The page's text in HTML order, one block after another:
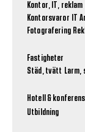
Kontor, IT, reklam
Kontorsvaror IT
Fotografering
Fastigheter
Städ, tvätt Larm,
Hotell & konferens
Utbildning